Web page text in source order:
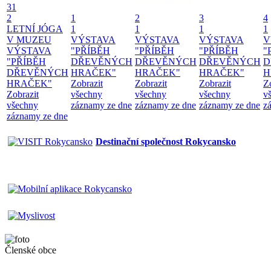
31
2
LETNÍ JÓGA
V MUZEU
VÝSTAVA
"PŘÍBĚH
DŘEVĚNÝCH
HRAČEK"
Zobrazit
všechny
záznamy ze dne
1
1
VÝSTAVA
"PŘÍBĚH
DŘEVĚNÝCH
HRAČEK"
Zobrazit
všechny
záznamy ze dne
2
1
VÝSTAVA
"PŘÍBĚH
DŘEVĚNÝCH
HRAČEK"
Zobrazit
všechny
záznamy ze dne
3
1
VÝSTAVA
"PŘÍBĚH
DŘEVĚNÝCH
HRAČEK"
Zobrazit
všechny
záznamy ze dne
4
1
Destinační společnost Rokycansko
Členské obce